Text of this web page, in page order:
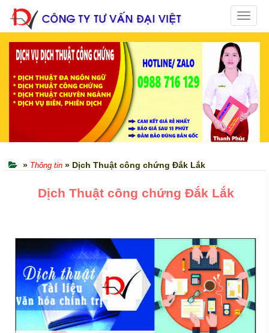
Toggle
» Thông tin » Dịch Thuật công chứng Đắk Lắk
Dịch Thuật công chứng Đắk Lắk